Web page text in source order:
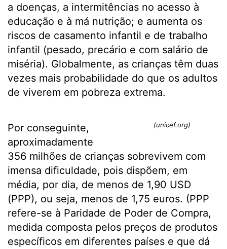
a doenças, a intermitências no acesso à
educação e à má nutrição; e aumenta os
riscos de casamento infantil e de trabalho
infantil (pesado, precário e com salário de
miséria). Globalmente, as crianças têm duas
vezes mais probabilidade do que os adultos
de viverem em pobreza extrema.
(unicef.org)
Por conseguinte,
aproximadamente
356 milhões de crianças sobrevivem com
imensa dificuldade, pois dispõem, em
média, por dia, de menos de 1,90 USD
(PPP), ou seja, menos de 1,75 euros. (PPP
refere-se à Paridade de Poder de Compra,
medida composta pelos preços de produtos
específicos em diferentes países e que dá